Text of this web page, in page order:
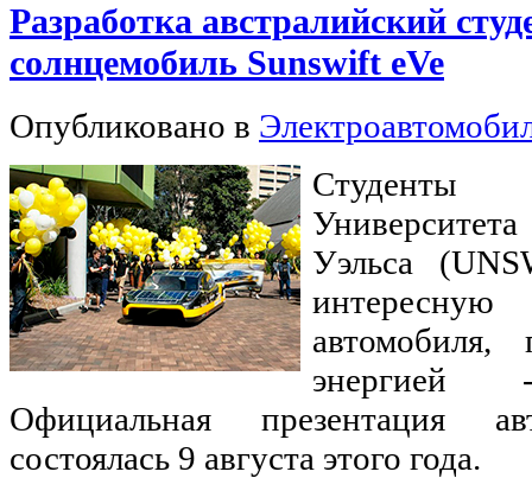
Разработка австралийский
солнцемобиль Sunswift eVe
Опубликовано в
Cтуденты
Уэльса
автомобиля,
Официальная презентация
состоялась 9 августа этого года.